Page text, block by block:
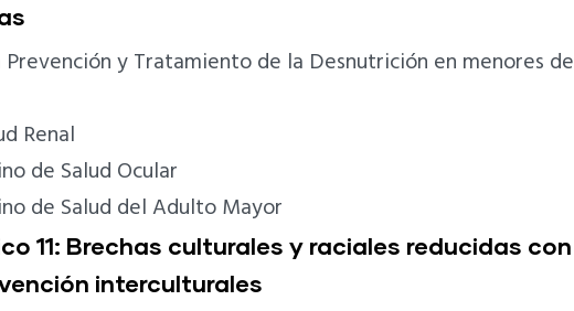
y Tratamiento de la Desnutrición en menores de
Renal
de Salud Ocular
de Salud del Adulto Mayor
11: Brechas culturales y raciales reducidas con
interculturales